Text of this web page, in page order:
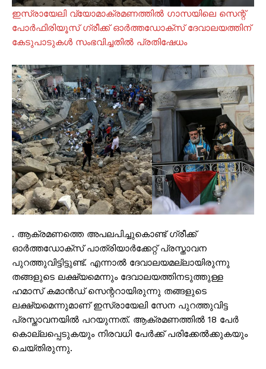
ഇസ്രായേലി വ്യോമാക്രമണത്തില്‍ ഗാസയിലെ സെന്റ്‌
പോര്‍ഫിരിയൂസ് ഗ്രീക്ക് ഓര്‍ത്തഡോക്സ് ദേവാലയത്തിന്
കേടുപാടുകള്‍ സംഭവിച്ചതില്‍ പ്രതിഷേധം
. ആക്രമണത്തെ അപലപിച്ചുകൊണ്ട് ഗ്രീക്ക്
ഓര്‍ത്തഡോക്സ് പാത്രിയാര്‍ക്കേറ്റ് പ്രസ്താവന
പുറത്തുവിട്ടിട്ടുണ്ട്. എന്നാല്‍ ദേവാലയമല്ലായിരുന്നു
തങ്ങളുടെ ലക്ഷ്യമെന്നും ദേവാലയത്തിനടുത്തുള്ള
ഹമാസ് കമാന്‍ഡ് സെന്ററായിരുന്നു തങ്ങളുടെ
ലക്ഷ്യമെന്നുമാണ് ഇസ്രായേലി സേന പുറത്തുവിട്ട
പ്രസ്താവനയില്‍ പറയുന്നത്. ആക്രമണത്തില്‍ 18 പേര്‍
കൊല്ലപ്പെടുകയും നിരവധി പേര്‍ക്ക് പരിക്കേല്‍ക്കുകയും
ചെയ്തിരുന്നു.